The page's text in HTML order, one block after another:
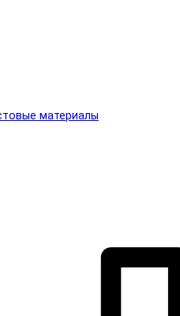
материалы